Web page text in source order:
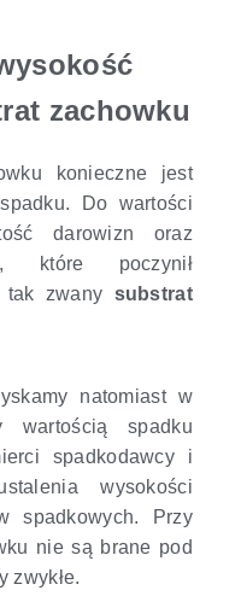
zachowku
konieczne jest
Do wartości
darowizn oraz
które poczynił
tak zwany substrat
natomiast w
wartością spadku
spadkodawcy i
wysokości
spadkowych. Przy
nie są brane pod
zwykłe.